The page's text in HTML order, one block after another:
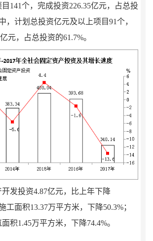
141个，完成投资226.35亿元，占总投
，计划总投资亿元及以上项目91个，
亿元，占总投资的61.7%。
发投资4.87亿元，比上年下降
工面积13.37万平方米，下降50.3%；
面积1.45万平方米，下降74.4%。